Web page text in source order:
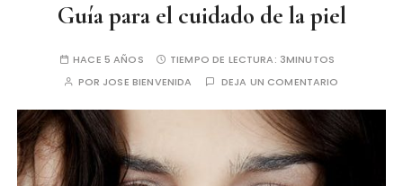
Guía para el cuidado de la piel
HACE 5 AÑOS TIEMPO DE LECTURA: 3MINUTOS
POR JOSE BIENVENIDA DEJA UN COMENTARIO